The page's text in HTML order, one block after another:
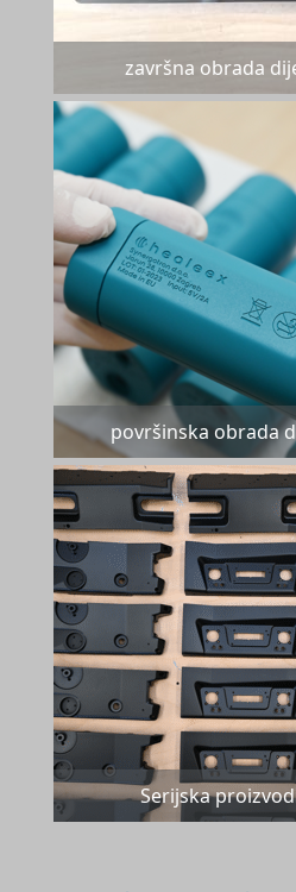
završna obrada
površinska obrada
Serijska